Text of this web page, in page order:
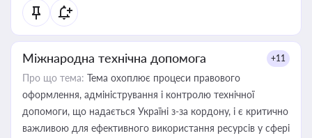
Міжнародна технічна допомога +11
Про що тема: Тема охоплює процеси правового
оформлення, адміністрування і контролю технічної
допомоги, що надається Україні з-за кордону, і є критично
важливою для ефективного використання ресурсів у сфері